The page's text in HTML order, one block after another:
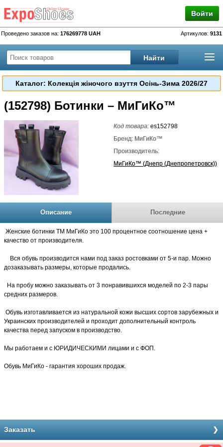
Войти
Проведено заказов на: 176269778 UAH Артикулов: 9131
Каталог: Колекція жіночого взуття Осінь-Зима 2026/27
(152798) Ботинки – МиГиКо™
Код товара:es152798
Бренд: МиГиКо™
Производитель:
МиГиКо™ (Днепр (Днепропетровск))
Описание Последние
Женские ботинки ТМ МиГиКо это 100 процентное соотношение цена +
качество от производителя.
Вся обувь производится нами под заказ ростовками от 5-и пар. Можно
дозаказывать размеры, которые продались.
На пробу можно заказывать от 3 понравившихся моделей по 2-3 пары
средних размеров.
Обувь изготавливается из натуральной кожи высших сортов зарубежных и
Украинских производителей и проходит дополнительный контроль
качества перед запуском в производство.
Мы работаем и с ЮРИДИЧЕСКИМИ лицами и с ФОП.
Обувь МиГиКо - гарантия хороших продаж.
Заказать